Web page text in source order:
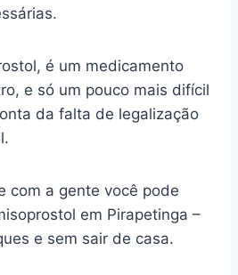
é um medicamento
e só um pouco mais difícil
da falta de legalização
com a gente você pode
em Pirapetinga –
e sem sair de casa.